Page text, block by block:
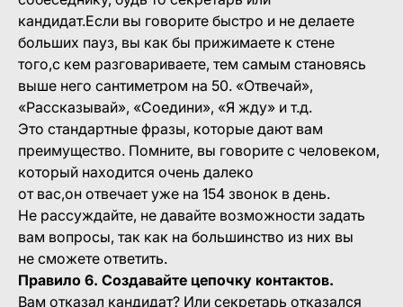
кандидат.Если вы говорите быстро и не делаете
больших пауз, вы как бы прижимаете к стене
того,с кем разговариваете, тем самым становясь
выше него сантиметром на 50. «Отвечай»,
«Рассказывай», «Соедини», «Я жду» и т.д.
Это стандартные фразы, которые дают вам
преимущество. Помните, вы говорите с человеком,
который находится очень далеко
от вас,он отвечает уже на 154 звонок в день.
Не рассуждайте, не давайте возможности задать
вам вопросы, так как на большинство из них вы
не сможете ответить.
Правило 6. Создавайте цепочку контактов.
Вам отказал кандидат? Или секретарь отказался